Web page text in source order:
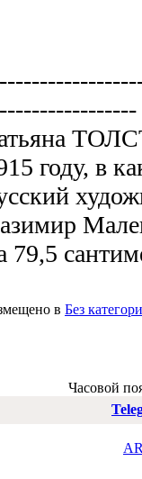
году, в
79,5
в Без
Часовой